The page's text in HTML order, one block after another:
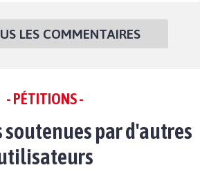
LES COMMENTAIRES
- PÉTITIONS -
par d'autres